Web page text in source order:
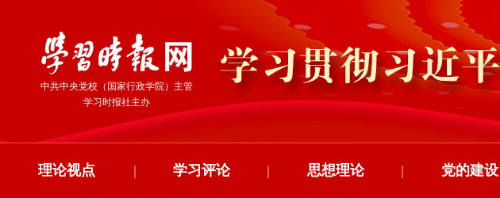
中共中央党校（国家行政学院）主管
学习时报社主办
理论视点 学习评论
| 思想理论
| 党的建设
|